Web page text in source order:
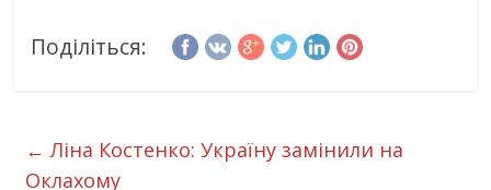
Поділіться:
← Ліна Костенко: Україну замінили на
Оклахому